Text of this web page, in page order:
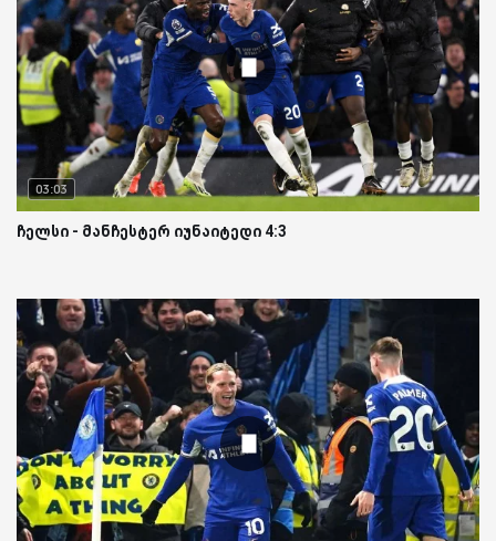
03:03
ჩელსი - მანჩესტერ იუნაიტედი 4:3